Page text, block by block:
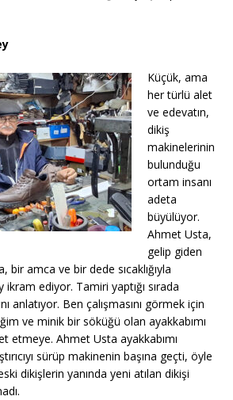
Küçük, ama
her türlü alet
ve edevatın,
dikiş
makinelerinin
bulunduğu
ortam insanı
adeta
büyülüyor.
Ahmet Usta,
gelip giden
bir amca ve bir dede sıcaklığıyla
ediyor. Tamiri yaptığı sırada
anlatıyor. Ben çalışmasını görmek için
ve minik bir söküğü olan ayakkabımı
etmeye. Ahmet Usta ayakkabımı
sürüp makinenin başına geçti, öyle
dikişlerin yanında yeni atılan dikişi